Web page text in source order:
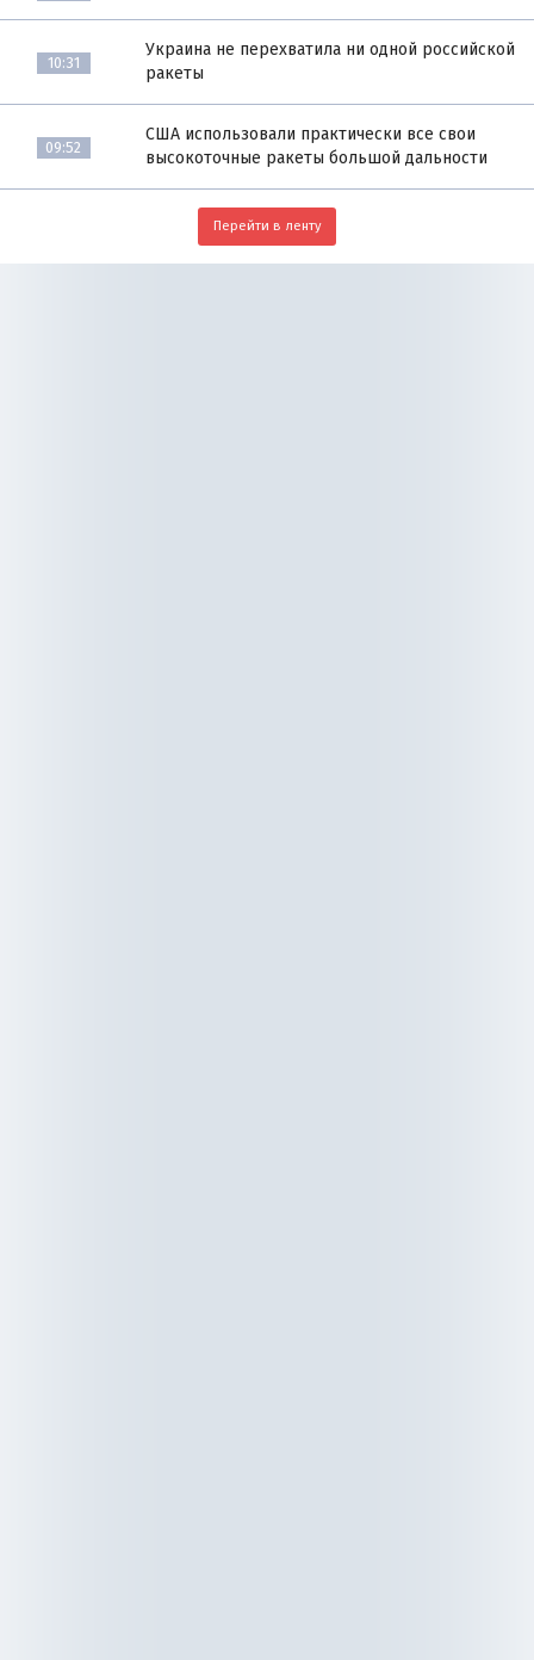
10:31
Украина не перехватила ни одной российской
ракеты
09:52
США использовали практически все свои
высокоточные ракеты большой дальности
Перейти в ленту